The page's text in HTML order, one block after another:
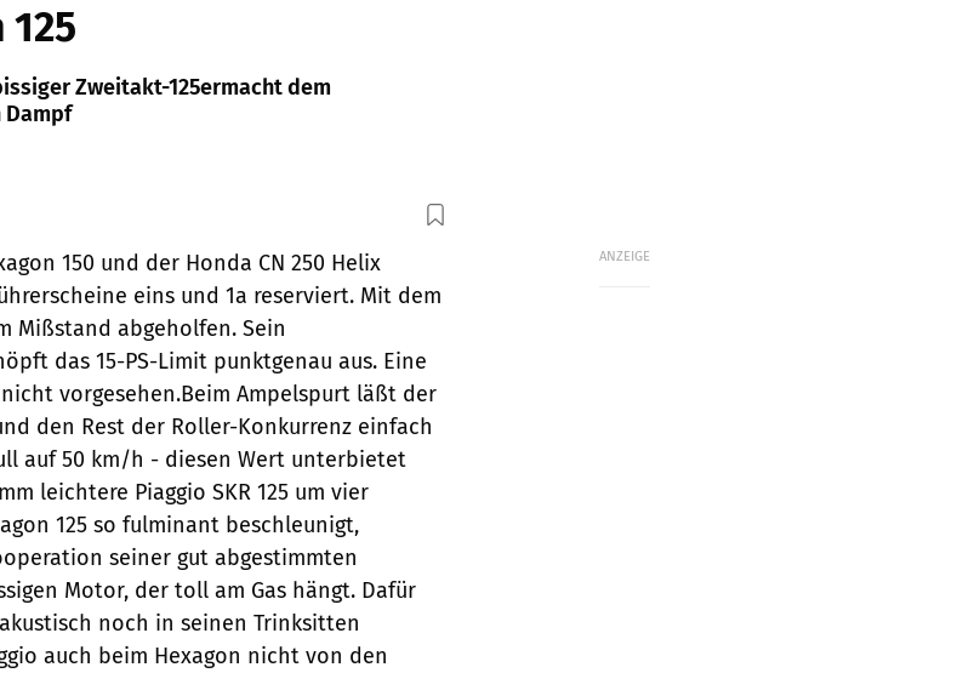
Zweitakt-125ermacht dem
ANZEIGE
150 und der Honda CN 250 Helix
eins und 1a reserviert. Mit dem
Mißstand abgeholfen. Sein
das 15-PS-Limit punktgenau aus. Eine
vorgesehen.Beim Ampelspurt läßt der
den Rest der Roller-Konkurrenz einfach
auf 50 km/h - diesen Wert unterbietet
leichtere Piaggio SKR 125 um vier
125 so fulminant beschleunigt,
seiner gut abgestimmten
Motor, der toll am Gas hängt. Dafür
noch in seinen Trinksitten
auch beim Hexagon nicht von den